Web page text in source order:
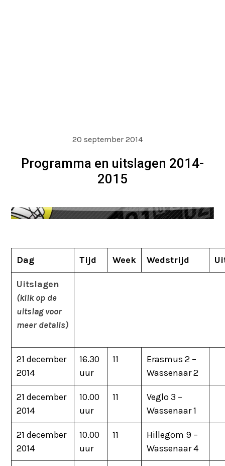
20 september 2014
Programma en uitslagen 2014-
2015
Uitslagen
(klik op de
uitslag voor
meer details)
Dag Tijd Week Wedstrijd
21 december
2014
16.30
uur
11
Erasmus 2 –
Wassenaar 2
21 december
2014
10.00
uur
11
Veglo 3 –
Wassenaar 1
21 december
2014
10.00
uur
11
Hillegom 9 –
Wassenaar 4